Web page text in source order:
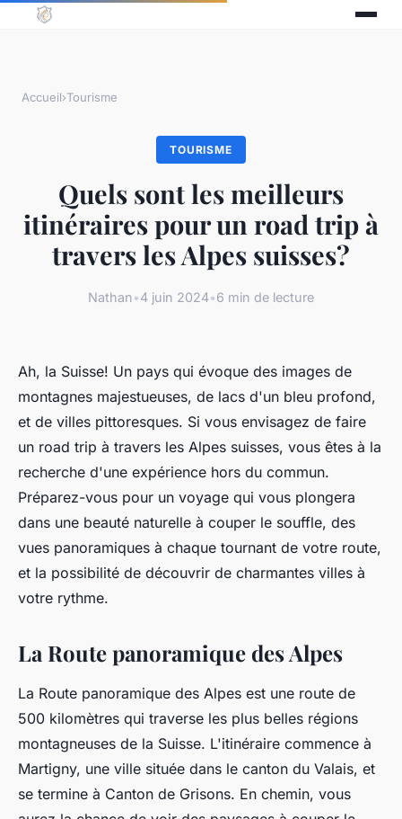
Accueil›Tourisme
TOURISME
Quels sont les meilleurs
itinéraires pour un road trip à
travers les Alpes suisses?
Nathan•4 juin 2024•6 min de lecture
Ah, la Suisse! Un pays qui évoque des images de
montagnes majestueuses, de lacs d'un bleu profond,
et de villes pittoresques. Si vous envisagez de faire
un road trip à travers les Alpes suisses, vous êtes à la
recherche d'une expérience hors du commun.
Préparez-vous pour un voyage qui vous plongera
dans une beauté naturelle à couper le souffle, des
vues panoramiques à chaque tournant de votre route,
et la possibilité de découvrir de charmantes villes à
votre rythme.
La Route panoramique des Alpes
La Route panoramique des Alpes est une route de
500 kilomètres qui traverse les plus belles régions
montagneuses de la Suisse. L'itinéraire commence à
Martigny, une ville située dans le canton du Valais, et
se termine à Canton de Grisons. En chemin, vous